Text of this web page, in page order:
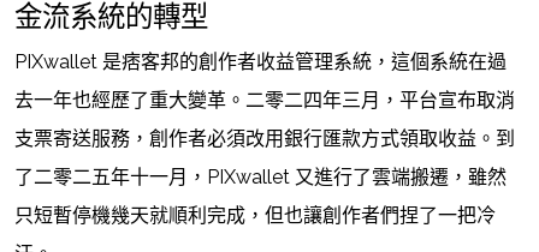
金流系統的轉型
PIXwallet 是痞客邦的創作者收益管理系統，這個系統在過
去一年也經歷了重大變革。二零二四年三月，平台宣布取消
支票寄送服務，創作者必須改用銀行匯款方式領取收益。到
了二零二五年十一月，PIXwallet 又進行了雲端搬遷，雖然
只短暫停機幾天就順利完成，但也讓創作者們捏了一把冷